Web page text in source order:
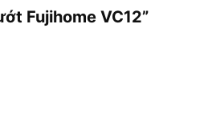
Fujihome VC12”